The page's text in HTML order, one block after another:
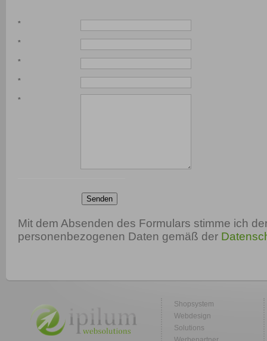
*
*
*
*
*
Senden
Mit dem Absenden des Formulars stimme ich
personenbezogenen Daten gemäß der
Shopsystem
Webdesign
Solutions